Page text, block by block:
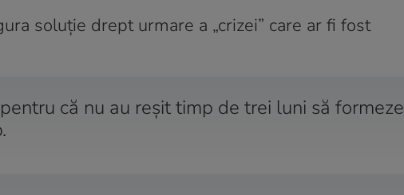
soluţie drept urmare a „crizei” care ar fi fost
că nu au reşit timp de trei luni să formeze